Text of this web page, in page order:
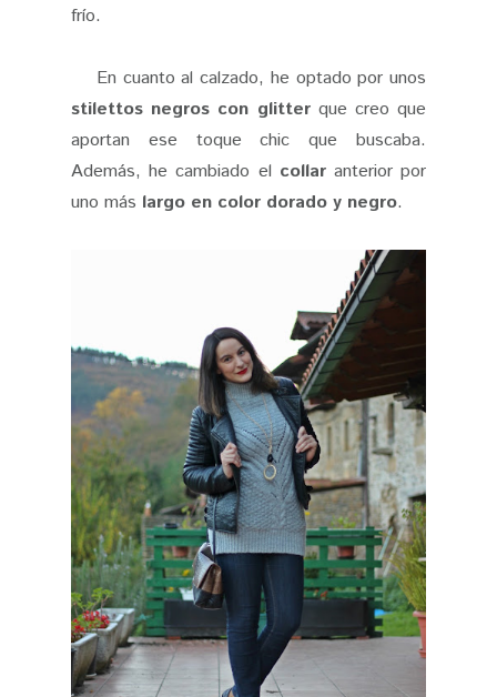
frío.
En cuanto al calzado, he optado por unos
stilettos negros con glitterque creo que
aportan ese toque chic que buscaba.
Además, he cambiado el collaranterior por
uno más largo en color dorado y negro.